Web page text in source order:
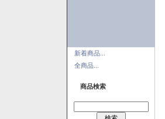
新着商品...
全商品...
商品検索